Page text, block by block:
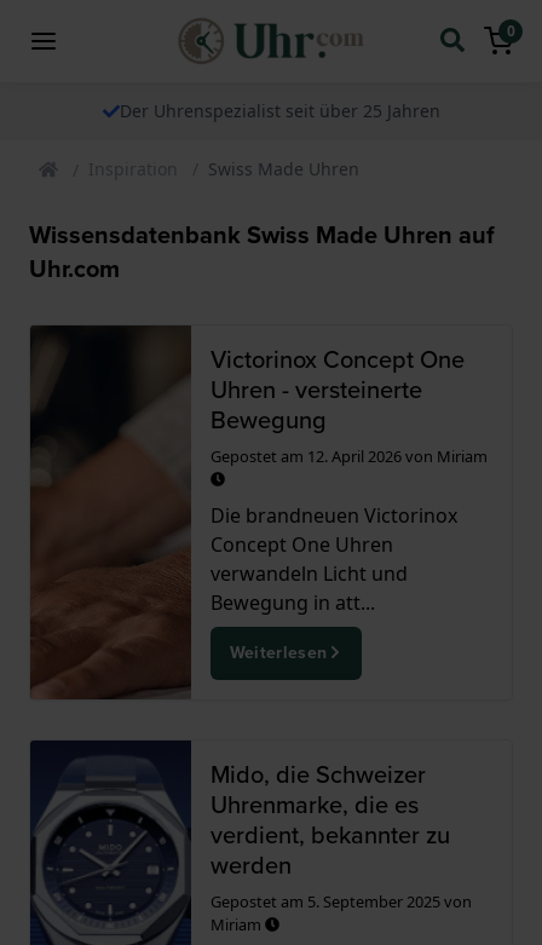
0
Der Uhrenspezialist seit über 25 Jahren
Inspiration Swiss Made Uhren
Wissensdatenbank Swiss Made Uhren auf
Uhr.com
Victorinox Concept One
Uhren - versteinerte
Bewegung
Gepostet am 12. April 2026von Miriam
Die brandneuen Victorinox
Concept One Uhren
verwandeln Licht und
Bewegung in att...
Weiterlesen
Mido, die Schweizer
Uhrenmarke, die es
verdient, bekannter zu
werden
Gepostet am 5. September 2025von
Miriam